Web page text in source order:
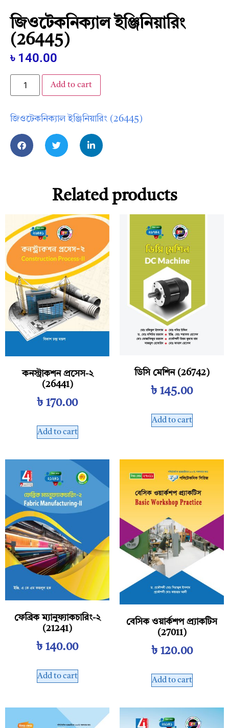
জিওটেকনিক্যাল ইঞ্জিনিয়ারিং
(26445)
৳ 140.00
Add to cart
জিওটেকনিক্যাল ইঞ্জিনিয়ারিং (26445)
Related products
কনস্ট্রাকশন প্রসেস-২
(26441)
৳ 170.00
Add to cart
ডিসি মেশিন (26742)
৳ 145.00
Add to cart
ফেব্রিক ম্যানুফ্যাকচারিং-২
(21241)
৳ 140.00
Add to cart
বেসিক ওয়ার্কশপ প্র্যাকটিস
(27011)
৳ 120.00
Add to cart